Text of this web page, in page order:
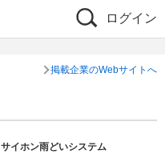
ログイン
掲載企業のWebサイトへ
サイホン雨どいシステム